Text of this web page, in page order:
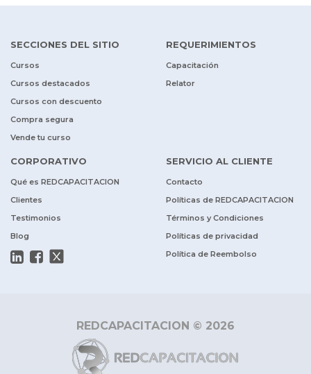
SECCIONES DEL SITIO
Cursos
Cursos destacados
Cursos con descuento
Compra segura
Vende tu curso
REQUERIMIENTOS
Capacitación
Relator
CORPORATIVO
Qué es REDCAPACITACION
Clientes
Testimonios
Blog
SERVICIO AL CLIENTE
Contacto
Políticas de REDCAPACITACION
Términos y Condiciones
Políticas de privacidad
Política de Reembolso
REDCAPACITACION © 2026